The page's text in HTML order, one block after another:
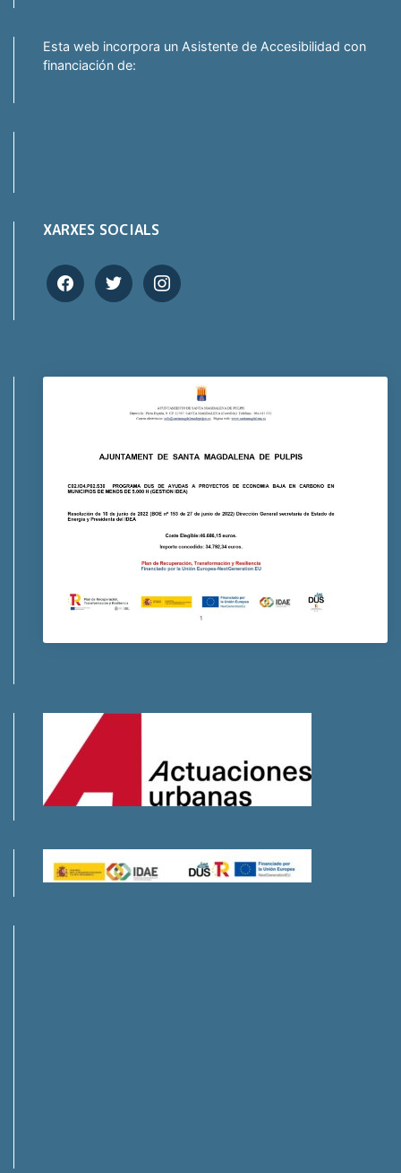
Esta web incorpora un Asistente de Accesibilidad con
financiación de:
XARXES SOCIALS
facebooktwitter instagram